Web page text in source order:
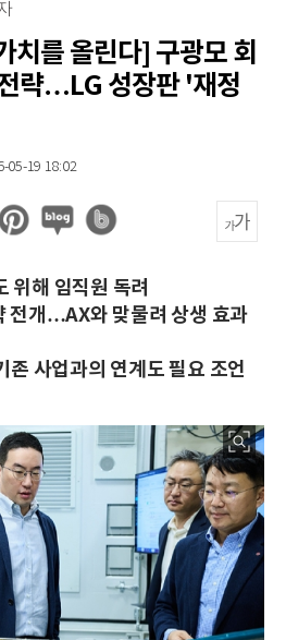
치를 올린다] 구광모 회
략…LG 성장판 '재정
05-19 18:02
위해 임직원 독려
전개…AX와 맞물려 상생 효과
존 사업과의 연계도 필요 조언